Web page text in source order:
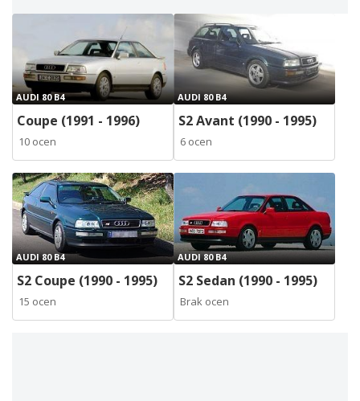
AUDI 80 B4
Coupe (1991 - 1996)
10 ocen
AUDI 80 B4
S2 Avant (1990 - 1995)
6 ocen
AUDI 80 B4
S2 Coupe (1990 - 1995)
15 ocen
AUDI 80 B4
S2 Sedan (1990 - 1995)
Brak ocen